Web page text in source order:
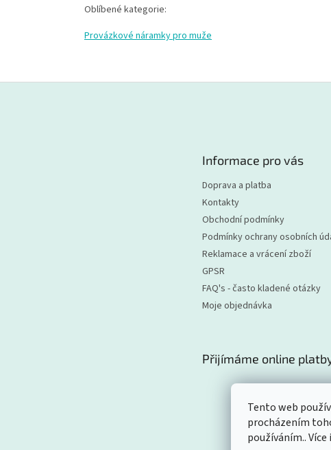
Tento web
procházením
používáním..
Oblíbené kategorie:
Provázkové náramky pro muže
Informace pro vás
Doprava a platba
Kontakty
Obchodní podmínky
Podmínky ochrany osobních
Reklamace a vrácení zboží
GPSR
FAQ's - často kladené otázky
Moje objednávka
Přijímáme online